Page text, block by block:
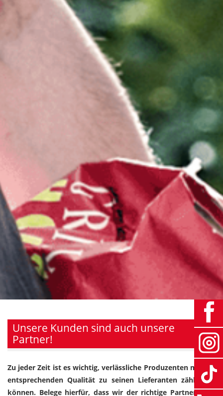
Unsere Kunden sind auch unsere
Partner!
Zu jeder Zeit ist es wichtig, verlässliche Produzenten mit der
entsprechenden Qualität zu seinen Lieferanten zählen zu
können. Belege hierfür, dass wir der richtige Partner sind: